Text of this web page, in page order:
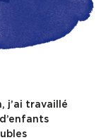
j’ai travaillé